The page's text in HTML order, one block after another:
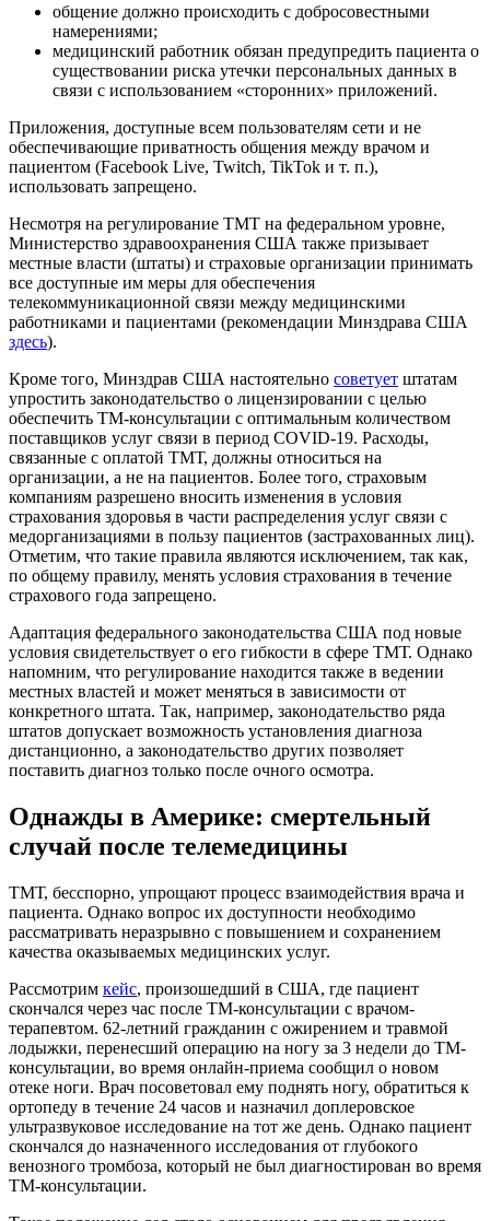
общение должно происходить с добросовестными
намерениями;
медицинский работник обязан предупредить пациента о
существовании риска утечки персональных данных в
связи с использованием «сторонних» приложений.
Приложения, доступные всем пользователям сети и не
обеспечивающие приватность общения между врачом и
пациентом (Facebook Live, Twitch, TikTok и т. п.),
использовать запрещено.
Несмотря на регулирование ТМТ на федеральном уровне,
Министерство здравоохранения США также призывает
местные власти (штаты) и страховые организации принимать
все доступные им меры для обеспечения
телекоммуникационной связи между медицинскими
работниками и пациентами (рекомендации Минздрава США
здесь).
Кроме того, Минздрав США настоятельно советует штатам
упростить законодательство о лицензировании с целью
обеспечить ТМ-консультации с оптимальным количеством
поставщиков услуг связи в период COVID-19. Расходы,
связанные с оплатой ТМТ, должны относиться на
организации, а не на пациентов. Более того, страховым
компаниям разрешено вносить изменения в условия
страхования здоровья в части распределения услуг связи с
медорганизациями в пользу пациентов (застрахованных лиц).
Отметим, что такие правила являются исключением, так как,
по общему правилу, менять условия страхования в течение
страхового года запрещено.
Адаптация федерального законодательства США под новые
условия свидетельствует о его гибкости в сфере ТМТ. Однако
напомним, что регулирование находится также в ведении
местных властей и может меняться в зависимости от
конкретного штата. Так, например, законодательство ряда
штатов допускает возможность установления диагноза
дистанционно, а законодательство других позволяет
поставить диагноз только после очного осмотра.
Однажды в Америке: смертельный
случай после телемедицины
ТМТ, бесспорно, упрощают процесс взаимодействия врача и
пациента. Однако вопрос их доступности необходимо
рассматривать неразрывно с повышением и сохранением
качества оказываемых медицинских услуг.
Рассмотрим кейс, произошедший в США, где пациент
скончался через час после ТМ-консультации с врачом-
терапевтом. 62-летний гражданин с ожирением и травмой
лодыжки, перенесший операцию на ногу за 3 недели до ТМ-
консультации, во время онлайн-приема сообщил о новом
отеке ноги. Врач посоветовал ему поднять ногу, обратиться к
ортопеду в течение 24 часов и назначил доплеровское
ультразвуковое исследование на тот же день. Однако пациент
скончался до назначенного исследования от глубокого
венозного тромбоза, который не был диагностирован во время
ТМ-консультации.